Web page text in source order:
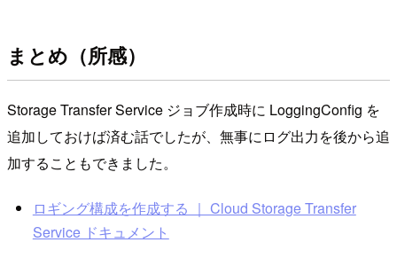
まとめ（所感）
Storage Transfer Service ジョブ作成時に LoggingConfig を
追加しておけば済む話でしたが、無事にログ出力を後から追
加することもできました。
ロギング構成を作成する ｜ Cloud Storage Transfer
Service ドキュメント